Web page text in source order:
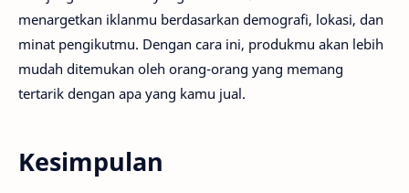
menargetkan iklanmu berdasarkan demografi, lokasi, dan
minat pengikutmu. Dengan cara ini, produkmu akan lebih
mudah ditemukan oleh orang-orang yang memang
tertarik dengan apa yang kamu jual.
Kesimpulan